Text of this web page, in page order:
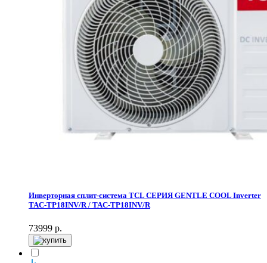
Инверторная сплит-система TCL СЕРИЯ GENTLE COOL Inverter
TAC-TP18INV/R / TAC-TP18INV/R
73999 р.